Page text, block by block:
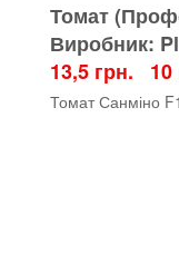
Томат
Виробник:
13,5 грн.
Томат Санміно